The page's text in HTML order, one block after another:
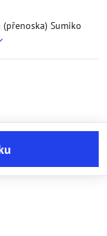
Sumiko